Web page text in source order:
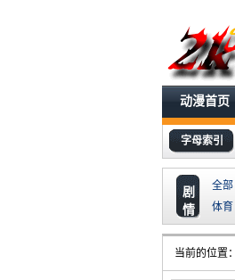
动漫首页
字母索引
剧
情
全部
体育
当前的位置：